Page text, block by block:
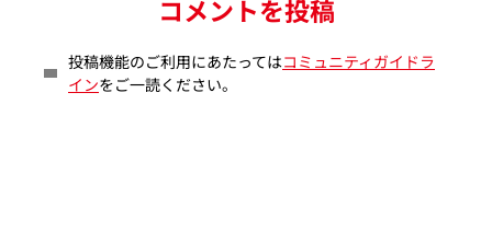
コメントを投稿
投稿機能のご利用にあたってはコミュニティガイドラ
インをご一読ください。